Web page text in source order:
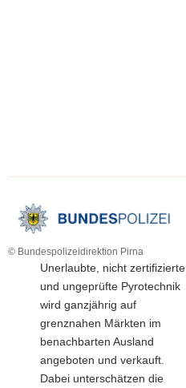
© Bundespolizeidirektion Pirna
Unerlaubte, nicht zertifizierte
und ungeprüfte Pyrotechnik
wird ganzjährig auf
grenznahen Märkten im
benachbarten Ausland
angeboten und verkauft.
Dabei unterschätzen die